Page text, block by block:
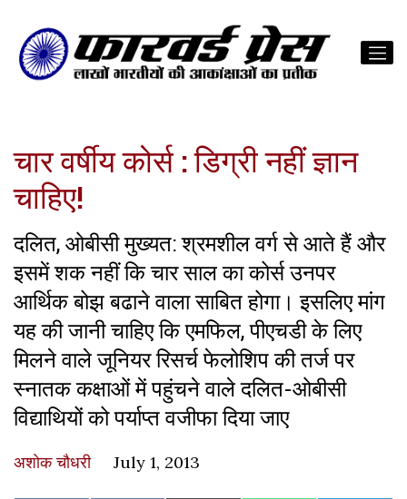
चार वर्षीय कोर्स : डिग्री नहीं ज्ञान
चाहिए!
दलित, ओबीसी मुख्यत: श्रमशील वर्ग से आते हैं और
इसमें शक नहीं कि चार साल का कोर्स उनपर
आर्थिक बोझ बढाने वाला साबित होगा। इसलिए मांग
यह की जानी चाहिए कि एमफिल, पीएचडी के लिए
मिलने वाले जूनियर रिसर्च फेलोशिप की तर्ज पर
स्नातक कक्षाओं में पहुंचने वाले दलित-ओबीसी
विद्याथियों को पर्याप्त वजीफा दिया जाए
अशोक चौधरी July 1, 2013